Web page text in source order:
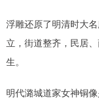
浮雕还原了明清时大
立，街道整齐，民居
生。
明代潞城道家女神铜